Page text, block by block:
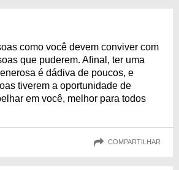
como você devem conviver com
que puderem. Afinal, ter uma
é dádiva de poucos, e
tiverem a oportunidade de
em você, melhor para todos
COMPARTILHAR